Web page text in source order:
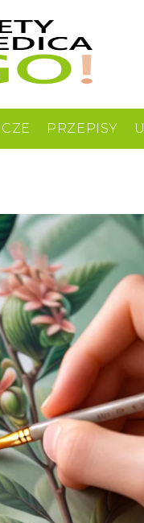
PRZEPISY